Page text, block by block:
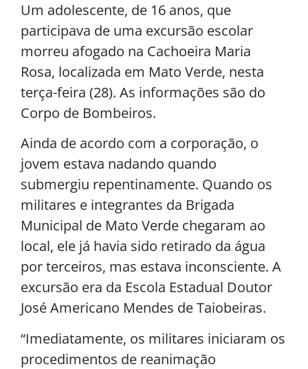
Um adolescente, de 16 anos, que
participava de uma excursão escolar
morreu afogado na Cachoeira Maria
Rosa, localizada em Mato Verde, nesta
terça-feira (28). As informações são do
Corpo de Bombeiros.
Ainda de acordo com a corporação, o
jovem estava nadando quando
submergiu repentinamente. Quando os
militares e integrantes da Brigada
Municipal de Mato Verde chegaram ao
local, ele já havia sido retirado da água
por terceiros, mas estava inconsciente. A
excursão era da Escola Estadual Doutor
José Americano Mendes de Taiobeiras.
“Imediatamente, os militares iniciaram os
procedimentos de reanimação